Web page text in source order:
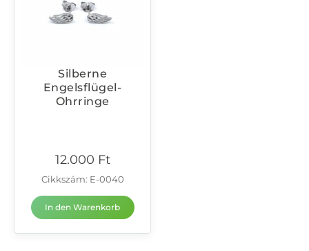
Silberne
Engelsflügel-
Ohrringe
12.000 Ft
Cikkszám: E-0040
In den Warenkorb